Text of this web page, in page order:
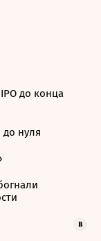
до конца
нуля